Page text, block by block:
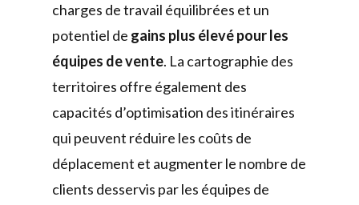
charges de travail équilibrées et un
potentiel de gains plus élevé pour les
équipes de vente. La cartographie des
territoires offre également des
capacités d’optimisation des itinéraires
qui peuvent réduire les coûts de
déplacement et augmenter le nombre de
clients desservis par les équipes de